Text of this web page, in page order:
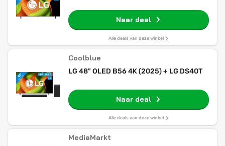
Naar deal
Alle deals van deze winkel
Coolblue
LG 48" OLED B56 4K (2025) + LG DS40T
Naar deal
Alle deals van deze winkel
MediaMarkt